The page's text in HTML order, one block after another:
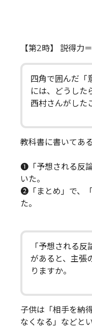
【第2時】 説得力
四角で囲んだ「
には、どうした
西村さんがした
教科書に書いてある
❶「予想される反
いた。
➋「まとめ」で、
た。
「予想される反
があると、主張
りますか。
子供は「相手を納
なくなる」などとい